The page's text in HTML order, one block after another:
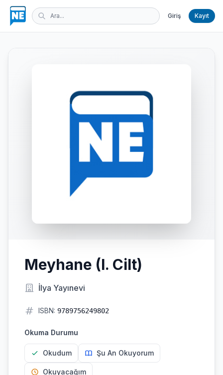
Giriş Kayıt
Meyhane (I. Cilt)
İlya Yayınevi
ISBN: 9789756249802
Okuma Durumu
Okudum Şu An Okuyorum
Okuyacağım